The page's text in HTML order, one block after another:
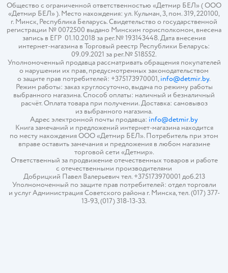
Общество с ограниченной ответственностью «Детмир БЕЛ» ( ООО
«Детмир БЕЛ» ). Место нахождения: ул. Кульман, 3, пом. 319, 220100,
г. Минск, Республика Беларусь. Свидетельство о государственной
регистрации № 0072500 выдано Минским горисполкомом, внесена
запись в ЕГР 01.10.2018 за рег.№ 193143448. Дата внесения
интернет-магазина в Торговый реестр Республики Беларусь:
09.09.2021 за рег.№ 518552.
Уполномоченный продавца рассматривать обращения покупателей
о нарушении их прав, предусмотренных законодательством
о защите прав потребителей: +375173970001,info@detmir.by.
Режим работы: заказ круглосуточно, выдача по режиму работы
выбранного магазина. Способ оплаты: наличный и безналичный
расчёт. Оплата товара при получении. Доставка: самовывоз
из выбранного магазина.
Адрес электронной почты продавца: info@detmir.by
Книга замечаний и предложений интернет-магазина находится
по месту нахождения ООО «Детмир БЕЛ». Потребитель при этом
вправе оставить замечания и предложения в любом магазине
торговой сети «Детмир».
Ответственный за продвижение отечественных товаров и работе
с отечественными производителями
Добрицкий Павел Валерьевич тел. +375173970001 доб.213
Уполномоченный по защите прав потребителей: отдел торговли
и услуг Администрация Советского района г. Минска, тел. (017) 377-
13-93, (017) 318-13-33.